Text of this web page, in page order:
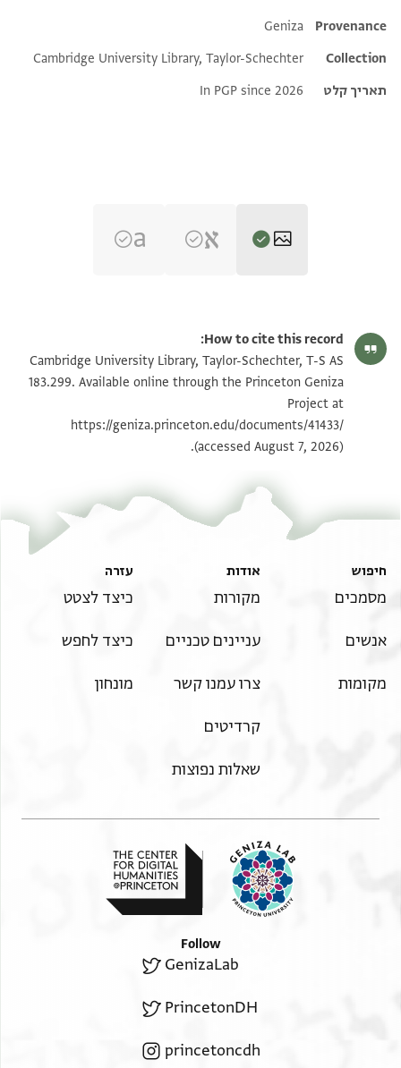
Additional metadata
Provenance
Geniza
Collection
Cambridge University Library, Taylor-Schechter
תאריך קלט
In PGP since 2026
T-S AS 183.299 1v הגדל וסובב
תנאי היתר שימוש בתצלום
How to cite this record:
Cambridge University Library, Taylor-Schechter, T-S AS
183.299. Available online through the Princeton Geniza
Project at
https://geniza.princeton.edu/documents/41433/
(accessed August 7, 2026).
חיפוש
מסמכים
אנשים
מקומות
אודות
מקורות
עניינים טכניים
צרו עמנו קשר
קרדיטים
שאלות נפוצות
עזרה
כיצד לצטט
כיצד לחפש
מונחון
Follow
GenizaLab
PrincetonDH
princetoncdh